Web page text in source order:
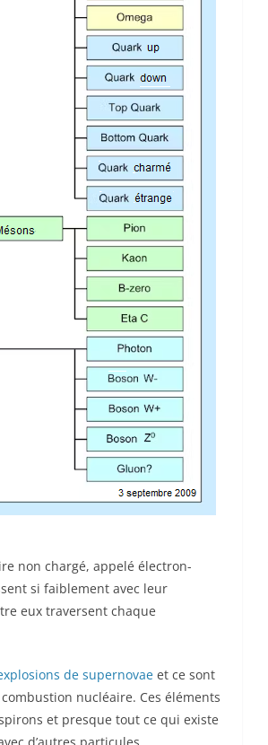
non chargé, appelé électron-
si faiblement avec leur
eux traversent chaque
de supernovae et ce sont
nucléaire. Ces éléments
et presque tout ce qui existe
d’autres particules